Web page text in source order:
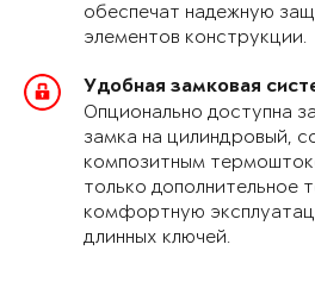
обеспечат надежную
элементов конструкции.
Удобная замковая
Опционально доступна
замка на цилиндровый,
композитным
только дополнительное
комфортную
длинных ключей.